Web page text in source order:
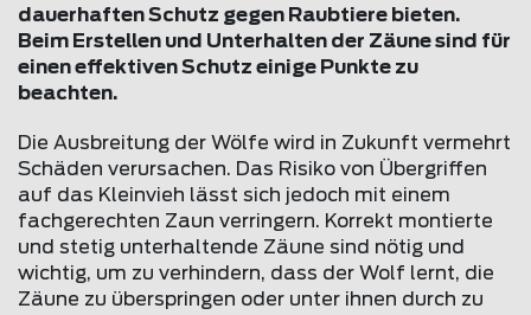
dauerhaften Schutz gegen Raubtiere bieten.
Beim Erstellen und Unterhalten der Zäune sind für
einen effektiven Schutz einige Punkte zu
beachten.
Die Ausbreitung der Wölfe wird in Zukunft vermehrt
Schäden verursachen. Das Risiko von Übergriffen
auf das Kleinvieh lässt sich jedoch mit einem
fachgerechten Zaun verringern. Korrekt montierte
und stetig unterhaltende Zäune sind nötig und
wichtig, um zu verhindern, dass der Wolf lernt, die
Zäune zu überspringen oder unter ihnen durch zu